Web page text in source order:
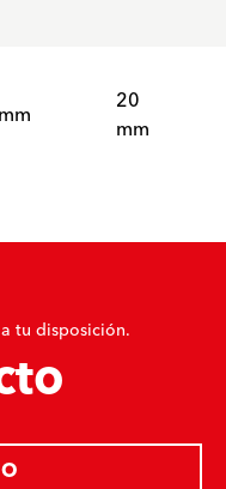
20
mm
tu disposición.